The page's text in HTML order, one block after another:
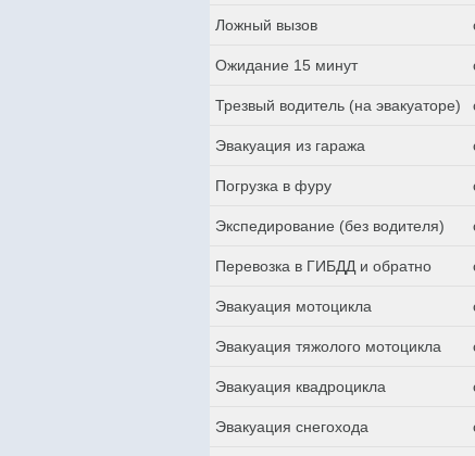
Ложный вызов
Ожидание 15 минут
Трезвый водитель (на эвакуаторе)
Эвакуация из гаража
Погрузка в фуру
Экспедирование (без водителя)
Перевозка в ГИБДД и обратно
Эвакуация мотоцикла
Эвакуация тяжолого мотоцикла
Эвакуация квадроцикла
Эвакуация снегохода